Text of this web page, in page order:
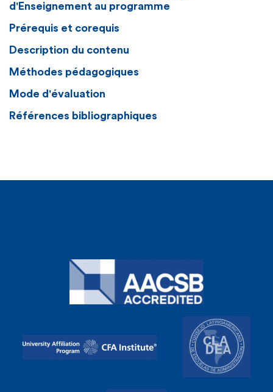
d'Enseignement au programme
Prérequis et corequis
Description du contenu
Méthodes pédagogiques
Mode d'évaluation
Références bibliographiques